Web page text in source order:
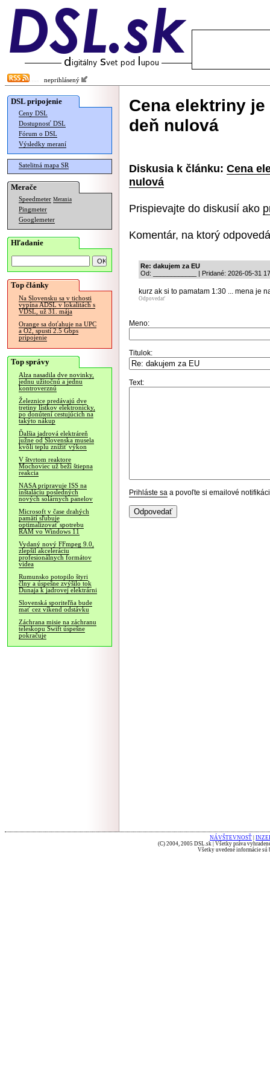
neprihlásený
DSL pripojenie
Ceny DSL
Dostupnosť DSL
Fórum o DSL
Výsledky meraní
Satelitná mapa SR
Merače
Speedmeter Merania
Pingmeter
Googlemeter
Hľadanie
Top články
Na Slovensku sa v tichosti
vypína ADSL v lokalitách s
VDSL, už 31. mája
Orange sa doťahuje na UPC
a O2, spustí 2.5 Gbps
pripojenie
Top správy
Alza nasadila dve novinky,
jednu užitočnú a jednu
kontroverznú
Železnice predávajú dve
tretiny lístkov elektronicky,
po donútení cestujúcich na
takýto nákup
Ďalšia jadrová elektráreň
južne od Slovenska musela
kvôli teplu znížiť výkon
V štvrtom reaktore
Mochoviec už beží štiepna
reakcia
NASA pripravuje ISS na
inštaláciu posledných
nových solárnych panelov
Microsoft v čase drahých
pamätí sľubuje
optimalizovať spotrebu
RAM vo Windows 11
Vydaný nový FFmpeg 9.0,
zlepšil akceleráciu
profesionálnych formátov
videa
Rumunsko potopilo štyri
člny a úspešne zvýšilo tok
Dunaja k jadrovej elektrárni
Slovenská sporiteľňa bude
mať cez víkend odstávku
Záchrana misie na záchranu
teleskopu Swift úspešne
pokračuje
Cena elektriny
deň nulová
Diskusia k článku: Cena
nulová
Prispievajte do diskusií ako
Komentár, na ktorý
Re: dakujem za EU
Od: ____________ | Pridané: 2026-05-31
kurz ak si to pamatam 1:30 ... mena je
Odpovedať
Meno:
Titulok:
Text:
Prihláste sa a povoľte si emailové
NÁVŠTEVNOSŤ
(C) 2004, 2005 DSL.sk | Všetky práva
Všetky uvedené informácie sú